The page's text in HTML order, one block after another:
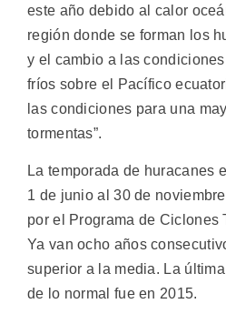
este año debido al calor
región donde se forman los
y el cambio a las
fríos sobre el Pacífico
las condiciones para una
tormentas”.
La temporada de huracanes
1 de junio al 30 de
por el Programa de Ciclones
Ya van ocho años
superior a la media. La
de lo normal fue en 2015.